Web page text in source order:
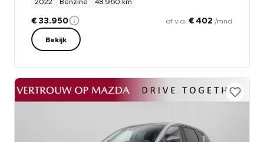
€ 33.950 of v.a. € 402 /mnd
Bekijk